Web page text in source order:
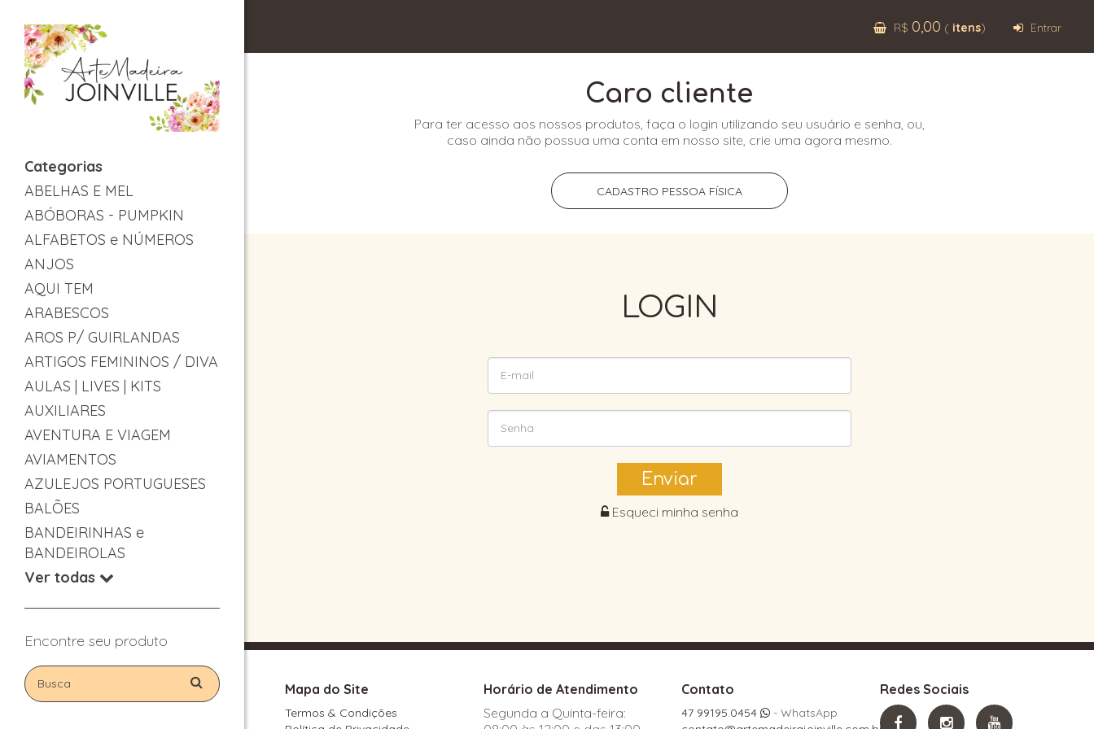
Categorias
ABELHAS E MEL
ABÓBORAS - PUMPKIN
ALFABETOS e NÚMEROS
ANJOS
AQUI TEM
ARABESCOS
AROS P/ GUIRLANDAS
ARTIGOS FEMININOS / DIVA
AULAS | LIVES | KITS
AUXILIARES
AVENTURA E VIAGEM
AVIAMENTOS
AZULEJOS PORTUGUESES
BALÕES
BANDEIRINHAS e
BANDEIROLAS
Ver todas
Encontre seu produto
R$ 0,00 ( itens) Entrar
Caro cliente
Para ter acesso aos nossos produtos, faça o login utilizando seu usuário e senha, ou,
caso ainda não possua uma conta em nosso site, crie uma agora mesmo.
CADASTRO PESSOA FÍSICA
LOGIN
Enviar
Esqueci minha senha
Mapa do Site
Termos & Condições
Horário de Atendimento
Segunda a Quinta-feira:
Contato
47 99195.0454
- WhatsApp
Redes Sociais